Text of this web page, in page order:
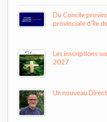
Du Concile
provinciale d’Île
Les inscriptions
2027
Un nouveau